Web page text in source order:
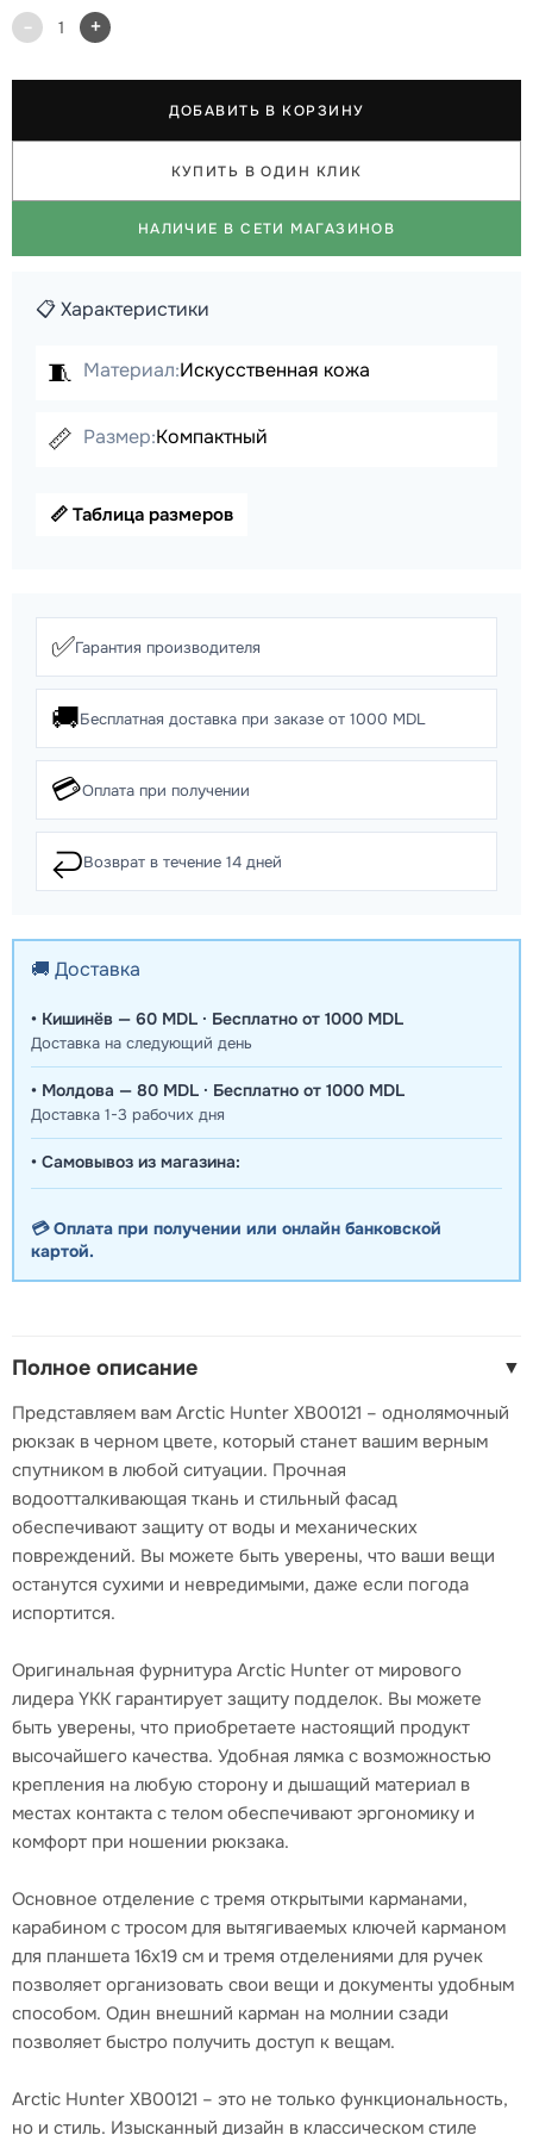
- 1 +
ДОБАВИТЬ В КОРЗИНУ
КУПИТЬ В ОДИН КЛИК
НАЛИЧИЕ В СЕТИ МАГАЗИНОВ
📋 Характеристики
🧵 Материал:Искусственная кожа
📏 Размер:Компактный
📏 Таблица размеров
✅Гарантия производителя
🚚Бесплатная доставка при заказе от 1000 MDL
💳Оплата при получении
↩️Возврат в течение 14 дней
🚚 Доставка
• Кишинёв — 60 MDL · Бесплатно от 1000 MDL
Доставка на следующий день
• Молдова — 80 MDL · Бесплатно от 1000 MDL
Доставка 1-3 рабочих дня
• Самовывоз из магазина:
💳 Оплата при получении или онлайн банковской
картой.
Полное описание ▼
Представляем вам Arctic Hunter XB00121 – однолямочный
рюкзак в черном цвете, который станет вашим верным
спутником в любой ситуации. Прочная
водоотталкивающая ткань и стильный фасад
обеспечивают защиту от воды и механических
повреждений. Вы можете быть уверены, что ваши вещи
останутся сухими и невредимыми, даже если погода
испортится.
Оригинальная фурнитура Arctic Hunter от мирового
лидера YKK гарантирует защиту подделок. Вы можете
быть уверены, что приобретаете настоящий продукт
высочайшего качества. Удобная лямка с возможностью
крепления на любую сторону и дышащий материал в
местах контакта с телом обеспечивают эргономику и
комфорт при ношении рюкзака.
Основное отделение с тремя открытыми карманами,
карабином с тросом для вытягиваемых ключей карманом
для планшета 16x19 см и тремя отделениями для ручек
позволяет организовать свои вещи и документы удобным
способом. Один внешний карман на молнии сзади
позволяет быстро получить доступ к вещам.
Arctic Hunter XB00121 – это не только функциональность,
но и стиль. Изысканный дизайн в классическом стиле